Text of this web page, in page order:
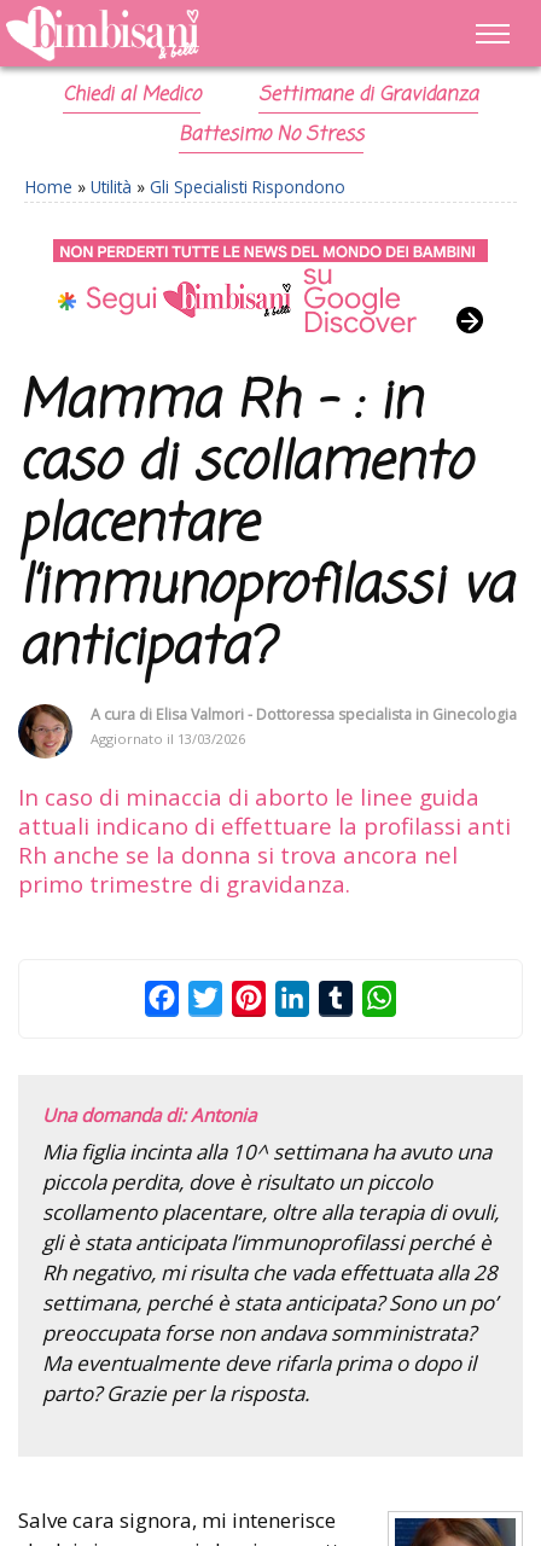
Chiedi al Medico
Settimane di Gravidanza
Battesimo No Stress
Home » Utilità » Gli Specialisti Rispondono
Mamma Rh – : in
caso di scollamento
placentare
l’immunoprofilassi va
anticipata?
A cura di Elisa Valmori - Dottoressa specialista in Ginecologia
Aggiornato il 13/03/2026
In caso di minaccia di aborto le linee guida
attuali indicano di effettuare la profilassi anti
Rh anche se la donna si trova ancora nel
primo trimestre di gravidanza.
FacebookTwitterPinterestLinkedInTumblr
Una domanda di: Antonia
Mia figlia incinta alla 10^ settimana ha avuto una
piccola perdita, dove è risultato un piccolo
scollamento placentare, oltre alla terapia di ovuli,
gli è stata anticipata l’immunoprofilassi perché è
Rh negativo, mi risulta che vada effettuata alla 28
settimana, perché è stata anticipata? Sono un po’
preoccupata forse non andava somministrata?
Ma eventualmente deve rifarla prima o dopo il
parto? Grazie per la risposta.
Salve cara signora, mi intenerisce